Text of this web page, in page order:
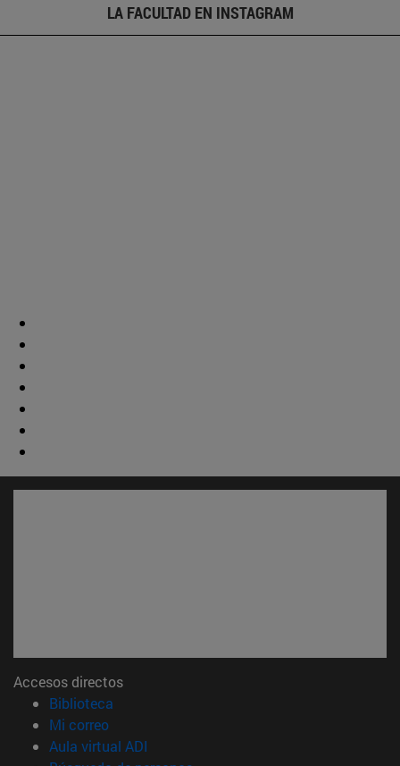
LA FACULTAD EN INSTAGRAM
Accesos directos
Biblioteca
Mi correo(abre en nueva ventana)
Aula virtual ADI